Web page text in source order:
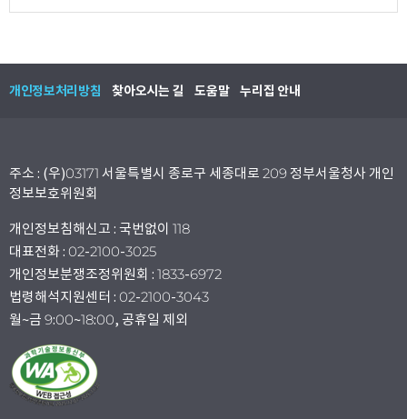
개인정보처리방침 찾아오시는 길 도움말 누리집 안내
주소 : (우)03171 서울특별시 종로구 세종대로 209 정부서울청사 개인
정보보호위원회
개인정보침해신고 : 국번없이 118
대표전화 : 02-2100-3025
개인정보분쟁조정위원회 : 1833-6972
법령해석지원센터 : 02-2100-3043
월~금 9:00~18:00, 공휴일 제외